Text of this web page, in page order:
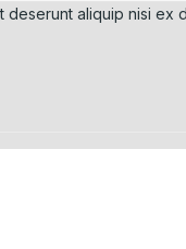
deserunt aliquip nisi ex